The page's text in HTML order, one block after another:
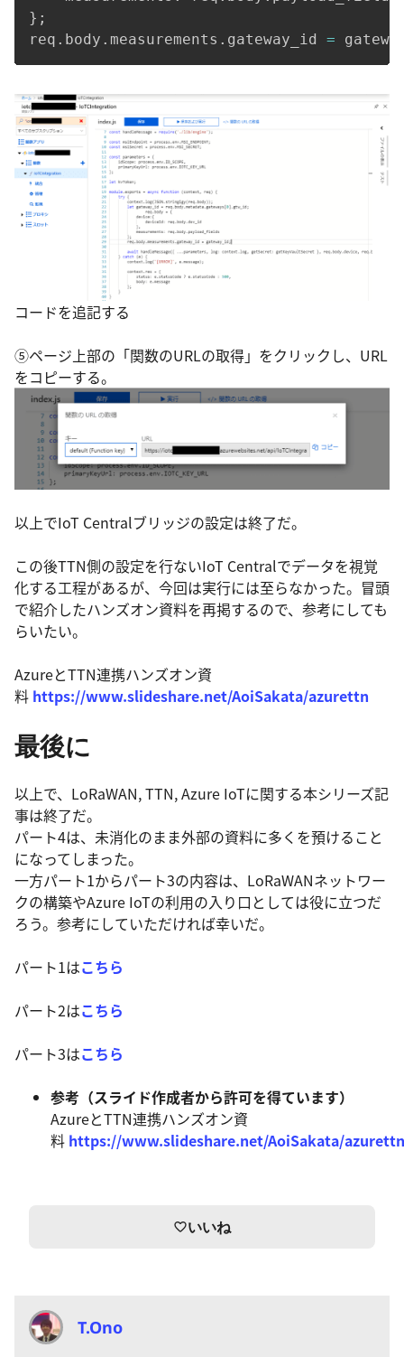
} ;
req . body . measurements . gateway_id =
コードを追記する
⑤ページ上部の「関数のURLの取得」をクリックし、URL
をコピーする。
以上でIoT Centralブリッジの設定は終了だ。
この後TTN側の設定を行ないIoT Centralでデータを視覚
化する工程があるが、今回は実行には至らなかった。冒頭
で紹介したハンズオン資料を再掲するので、参考にしても
らいたい。
AzureとTTN連携ハンズオン資
料 https://www.slideshare.net/AoiSakata/azurettn
最後に
以上で、LoRaWAN, TTN, Azure IoTに関する本シリーズ記
事は終了だ。
パート4は、未消化のまま外部の資料に多くを預けること
になってしまった。
一方パート1からパート3の内容は、LoRaWANネットワー
クの構築やAzure IoTの利用の入り口としては役に立つだ
ろう。参考にしていただければ幸いだ。
パート1はこちら
パート2はこちら
パート3はこちら
参考（スライド作成者から許可を得ています）
AzureとTTN連携ハンズオン資
料 https://www.slideshare.net/AoiSakata/azurettn
favorite_borderいいね
T.Ono